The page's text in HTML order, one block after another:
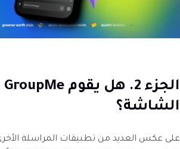
الشاشة؟